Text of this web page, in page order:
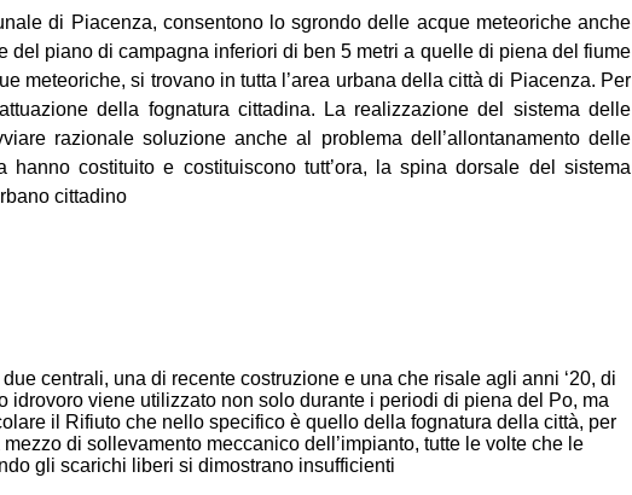
di Piacenza, consentono lo sgrondo delle acque meteoriche anche
del piano di campagna inferiori di ben 5 metri a quelle di piena del fiume
meteoriche, si trovano in tutta l’area urbana della città di Piacenza. Per
della fognatura cittadina. La realizzazione del sistema delle
razionale soluzione anche al problema dell’allontanamento delle
costituito e costituiscono tutt’ora, la spina dorsale del sistema
cittadino
centrali, una di recente costruzione e una che risale agli anni ‘20, di
idrovoro viene utilizzato non solo durante i periodi di piena del Po, ma
il Rifiuto che nello specifico è quello della fognatura della città, per
di sollevamento meccanico dell’impianto, tutte le volte che le
gli scarichi liberi si dimostrano insufficienti